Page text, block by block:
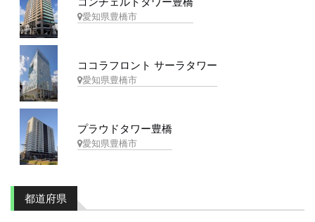
愛知県豊橋市
ココラフロント サーラタワー
愛知県豊橋市
プラウドタワー豊橋
愛知県豊橋市
都道府県